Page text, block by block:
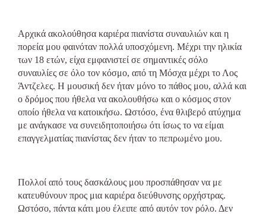
Αρχικά ακολούθησα καριέρα πιανίστα συναυλιών και η
πορεία μου φαινόταν πολλά υποσχόμενη. Μέχρι την ηλικία
των 18 ετών, είχα εμφανιστεί σε σημαντικές σόλο
συναυλίες σε όλο τον κόσμο, από τη Μόσχα μέχρι το Λος
Άντζελες. Η μουσική δεν ήταν μόνο το πάθος μου, αλλά και
ο δρόμος που ήθελα να ακολουθήσω και ο κόσμος στον
οποίο ήθελα να κατοικήσω. Ωστόσο, ένα θλιβερό ατύχημα
με ανάγκασε να συνειδητοποιήσω ότι ίσως το να είμαι
επαγγελματίας πιανίστας δεν ήταν το πεπρωμένο μου.
Πολλοί από τους δασκάλους μου προσπάθησαν να με
κατευθύνουν προς μια καριέρα διεύθυνσης ορχήστρας.
Ωστόσο, πάντα κάτι μου έλειπε από αυτόν τον ρόλο. Δεν